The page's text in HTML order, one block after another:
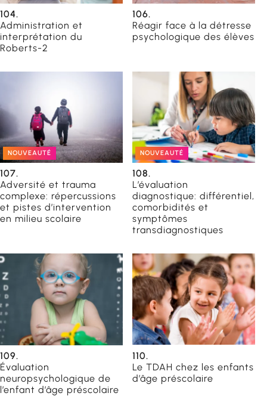
104.
Administration et
interprétation du
Roberts-2
106.
Réagir face à la détresse
psychologique des élèves
NOUVEAUTÉ
107.
Adversité et trauma
complexe: répercussions
et pistes d’intervention
en milieu scolaire
NOUVEAUTÉ
108.
L’évaluation
diagnostique: différentiel,
comorbidités et
symptômes
transdiagnostiques
109.
Évaluation
neuropsychologique de
l’enfant d’âge préscolaire
110.
Le TDAH chez les enfants
d’âge préscolaire